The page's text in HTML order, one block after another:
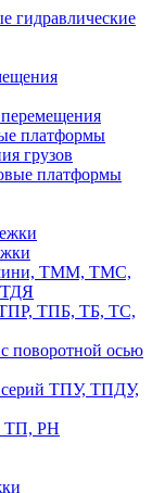
гидравлические
платформы
грузов
платформы
ТММ, ТМС,
ТПБ, ТБ, ТС,
поворотной осью
серий ТПУ, ТПДУ,
ТП, PH